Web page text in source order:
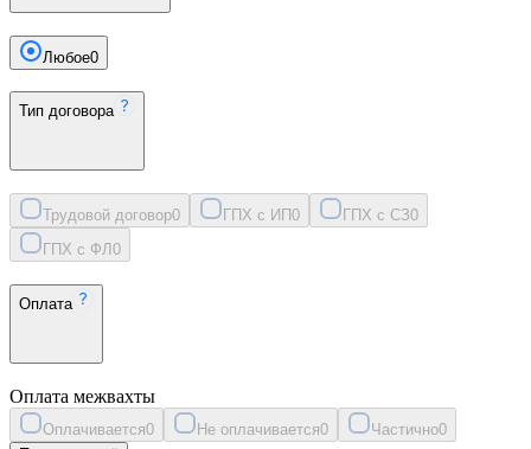
Любое0
Тип договора
Трудовой договор0 ГПХ с ИП0 ГПХ с СЗ0
ГПХ с ФЛ 0
Оплата
Оплата межвахты
Оплачивается0 Не оплачивается0 Частично0